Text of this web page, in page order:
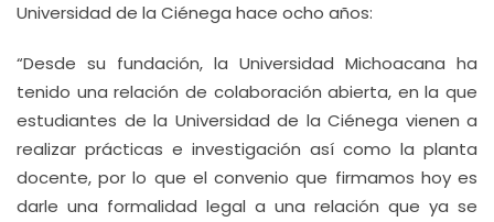
Universidad de la Ciénega hace ocho años:
“Desde su fundación, la Universidad Michoacana ha
tenido una relación de colaboración abierta, en la que
estudiantes de la Universidad de la Ciénega vienen a
realizar prácticas e investigación así como la planta
docente, por lo que el convenio que firmamos hoy es
darle una formalidad legal a una relación que ya se